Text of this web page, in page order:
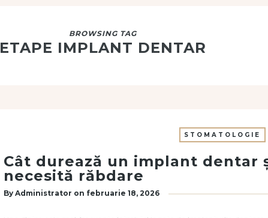
BROWSING TAG
ETAPE IMPLANT DENTAR
STOMATOLOGIE
Cât durează un implant dentar
necesită răbdare
By Administrator on februarie 18, 2026